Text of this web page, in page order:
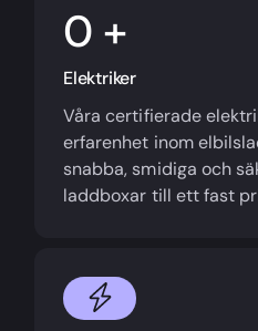
+
Elektriker
Våra certifierade
erfarenhet inom
snabba, smidiga och
laddboxar till ett fast